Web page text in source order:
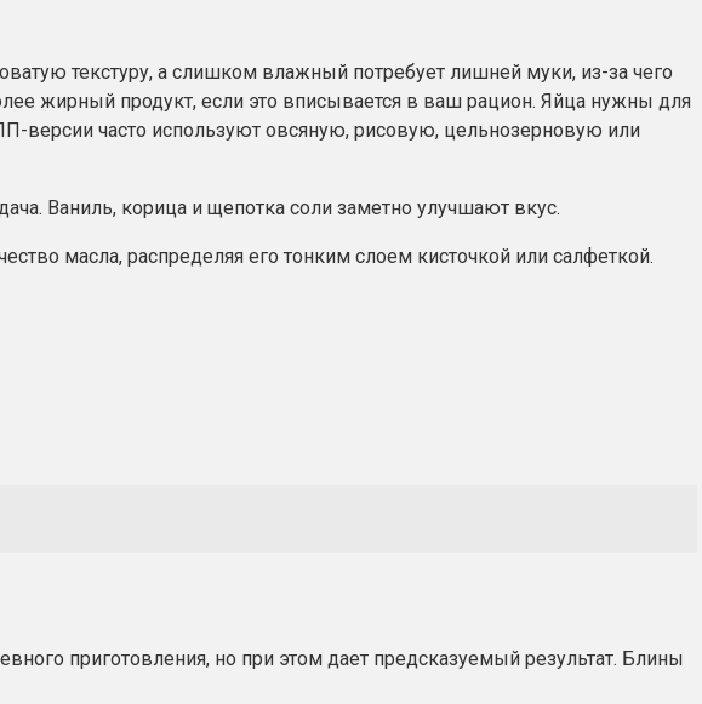
текстуру, а слишком влажный потребует лишней муки, из-за чего
жирный продукт, если это вписывается в ваш рацион. Яйца нужны для
версии часто используют овсяную, рисовую, цельнозерновую или
Ваниль, корица и щепотка соли заметно улучшают вкус.
масла, распределяя его тонким слоем кисточкой или салфеткой.
приготовления, но при этом дает предсказуемый результат. Блины